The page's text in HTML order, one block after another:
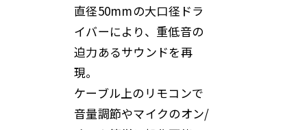
直径50mmの大口径ドラ
イバーにより、重低音の
迫力あるサウンドを再
現。
ケーブル上のリモコンで
音量調節やマイクのオン/